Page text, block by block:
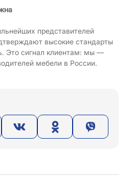
представителей
высокие стандарты
Это сигнал клиентам: мы —
мебели в России.